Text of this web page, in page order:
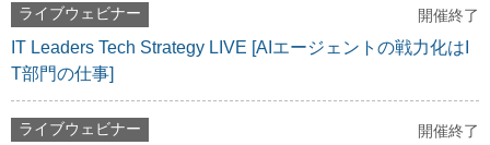
ライブウェビナー 開催終了
IT Leaders Tech Strategy LIVE [AIエージェントの戦力化はI
T部門の仕事]
ライブウェビナー 開催終了